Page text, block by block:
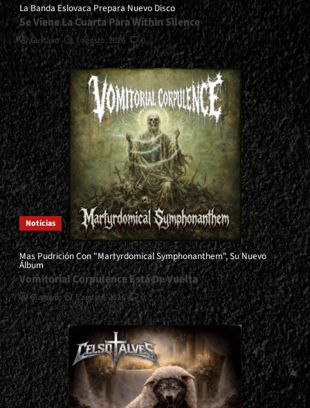
La Banda Eslovaca Prepara Nuevo Disco
Se Viene La Cuarta Para Within Silence
Gustavo 7 agosto, 2026 0
Noticias
Mas Pudrición Con "Martyrdomical Symphonanthem", Su Nuevo
Álbum
Vomitorial Corpulence Está De Vuelta
Gustavo 5 agosto, 2026 0